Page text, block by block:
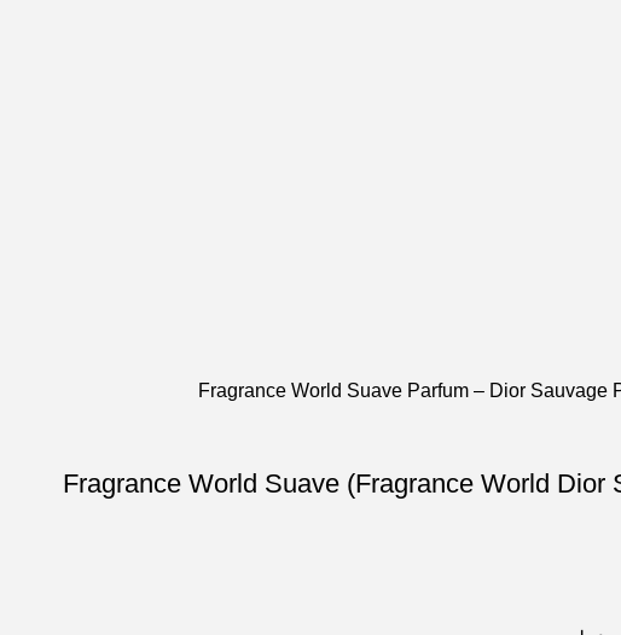
عطر ادکلن مردانه 100میل دیور ساواج پرفیوم فراگرنس ورد سوآو پرفیوم (Fragrance World Dior Sauvage Parfum) Fragrance World Suave